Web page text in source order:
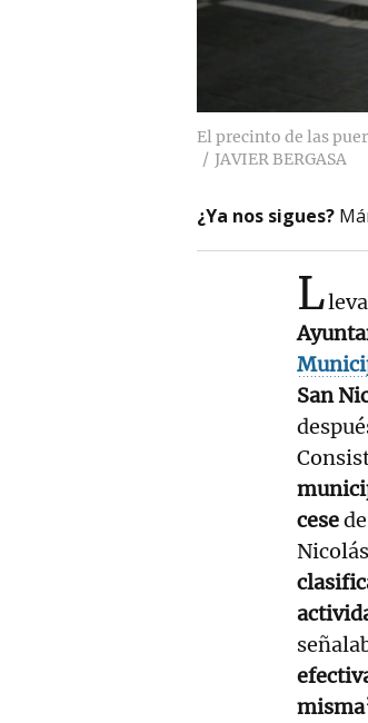
El precinto de las
JAVIER BERGASA
¿Ya nos sigues?
L
San
cese